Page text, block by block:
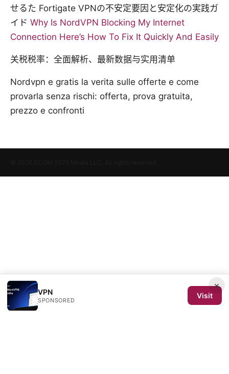
せるた Fortigate VPNの不安定要因と安定化の実践ガ
イド Why Is NordVPN Blocking My Internet
Connection Here’s How To Fix It Quickly And Easily
关税税率：全面解析、最新数据与实用清单
Nordvpn e gratis la verita sulle offerte e come
provarla senza rischi: offerta, prova gratuita,
prezzo e confronti
×
VPN
SPONSORED
Visit